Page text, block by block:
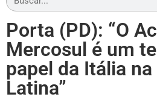
Porta (PD): “O
Mercosul é um
papel da Itália
Latina”